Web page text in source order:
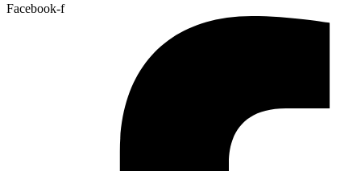
Facebook-f